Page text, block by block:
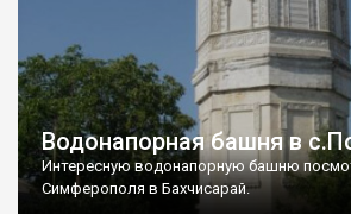
Водонапорная башня в
Интересную водонапорную башню
Симферополя в Бахчисарай.